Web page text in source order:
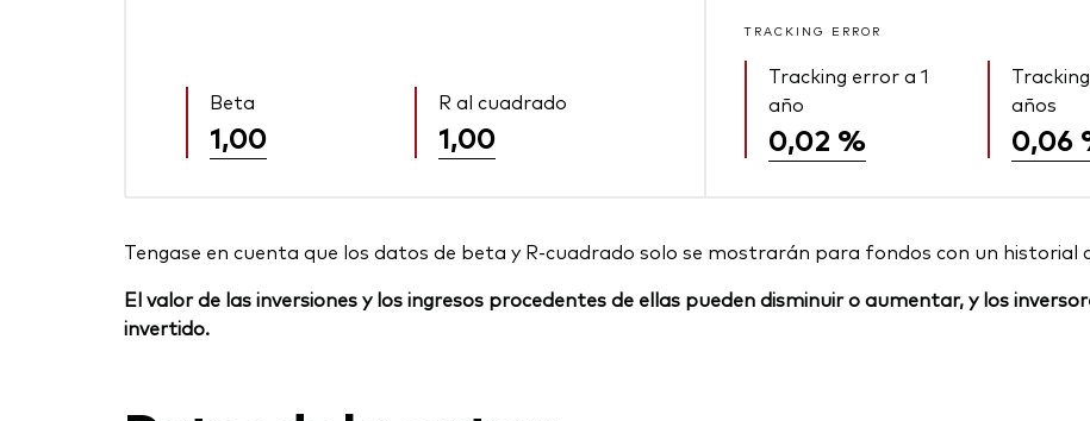
Beta
1,00
R al cuadrado
1,00
TRACKING ERROR
Tracking error a 1
año
0,02 %
años
0,06
Tengase en cuenta que los datos de beta y R-cuadrado solo se mostrarán para fondos con un historial
El valor de las inversiones y los ingresos procedentes de ellas pueden disminuir o aumentar, y los
invertido.